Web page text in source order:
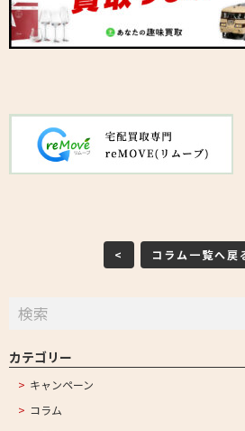
< コラム一覧へ戻
カテゴリー
キャンペーン
コラム